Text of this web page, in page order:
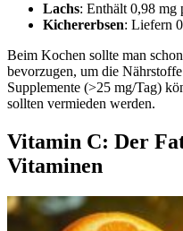
Lachs: Enthält 0,98 mg
Kichererbsen: Liefern
Beim Kochen sollte man
bevorzugen, um die
Supplemente (>25 mg/Tag)
sollten vermieden werden.
Vitamin C: Der
Vitaminen